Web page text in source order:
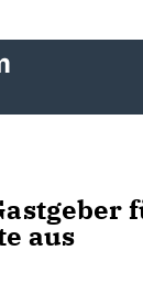
aus